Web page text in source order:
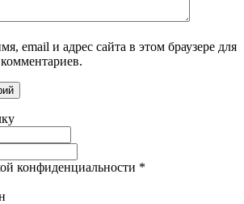
email и адрес сайта в этом браузере для
конфиденциальности *